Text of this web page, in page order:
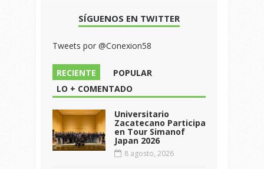
SÍGUENOS EN TWITTER
Tweets por @Conexion58
RECIENTE
POPULAR
LO + COMENTADO
Universitario
Zacatecano Participa
en Tour Simanof
Japan 2026
8 agosto, 2026